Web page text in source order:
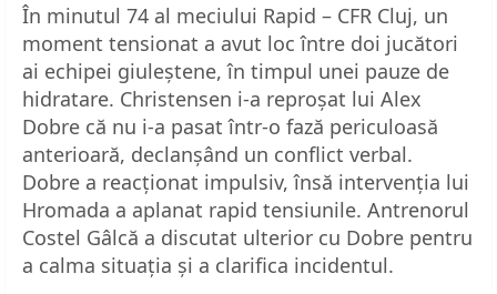
În minutul 74 al meciului Rapid – CFR Cluj, un
moment tensionat a avut loc între doi jucători
ai echipei giuleștene, în timpul unei pauze de
hidratare. Christensen i-a reproșat lui Alex
Dobre că nu i-a pasat într-o fază periculoasă
anterioară, declanșând un conflict verbal.
Dobre a reacționat impulsiv, însă intervenția lui
Hromada a aplanat rapid tensiunile. Antrenorul
Costel Gâlcă a discutat ulterior cu Dobre pentru
a calma situația și a clarifica incidentul.